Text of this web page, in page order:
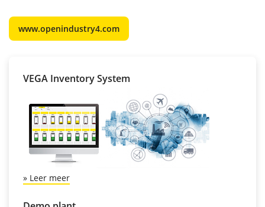
www.openindustry4.com
VEGA Inventory System
» Leer meer